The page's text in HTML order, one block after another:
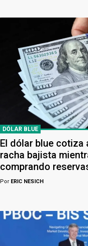
DÓLAR BLUE
El dólar blue cotiza
racha bajista
comprando
Por ERIC NESICH